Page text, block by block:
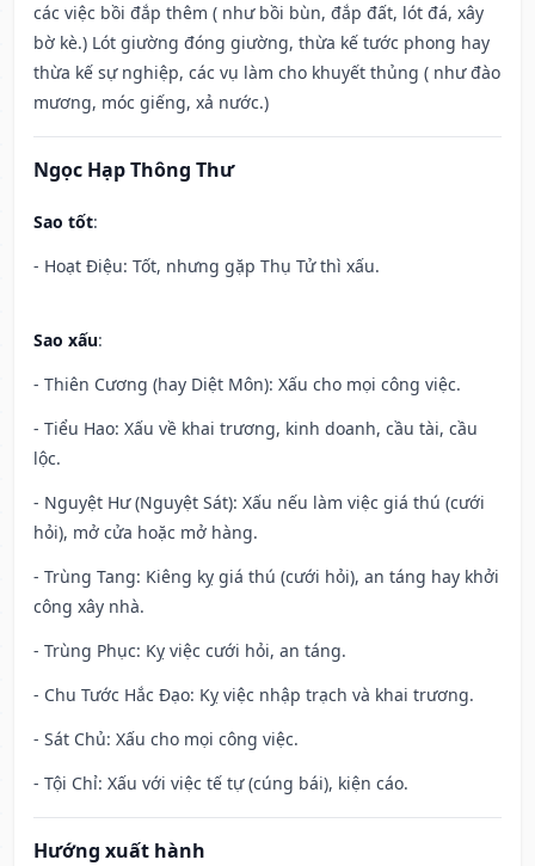
các việc bồi đắp thêm ( như bồi bùn, đắp đất, lót đá, xây
bờ kè.) Lót giường đóng giường, thừa kế tước phong hay
thừa kế sự nghiệp, các vụ làm cho khuyết thủng ( như đào
mương, móc giếng, xả nước.)
Ngọc Hạp Thông Thư
Sao tốt:
- Hoạt Điệu: Tốt, nhưng gặp Thụ Tử thì xấu.
Sao xấu:
- Thiên Cương (hay Diệt Môn): Xấu cho mọi công việc.
- Tiểu Hao: Xấu về khai trương, kinh doanh, cầu tài, cầu
lộc.
- Nguyệt Hư (Nguyệt Sát): Xấu nếu làm việc giá thú (cưới
hỏi), mở cửa hoặc mở hàng.
- Trùng Tang: Kiêng kỵ giá thú (cưới hỏi), an táng hay khởi
công xây nhà.
- Trùng Phục: Kỵ việc cưới hỏi, an táng.
- Chu Tước Hắc Đạo: Kỵ việc nhập trạch và khai trương.
- Sát Chủ: Xấu cho mọi công việc.
- Tội Chỉ: Xấu với việc tế tự (cúng bái), kiện cáo.
Hướng xuất hành